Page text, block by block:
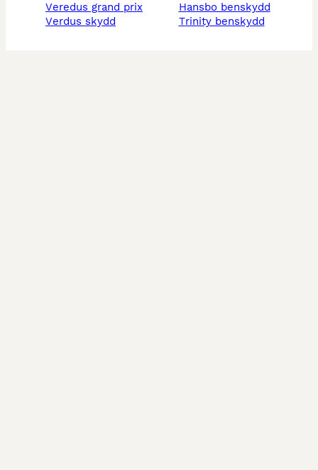
veredus grand prix
verdus skydd
hansbo benskydd
trinity benskydd